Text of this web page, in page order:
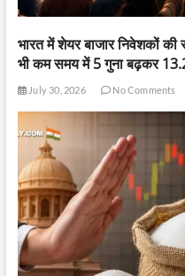
भारत में शेयर बाजार निवेशकों
भी कम समय में 5 गुना बढ़कर
July 30, 2026 No Comments